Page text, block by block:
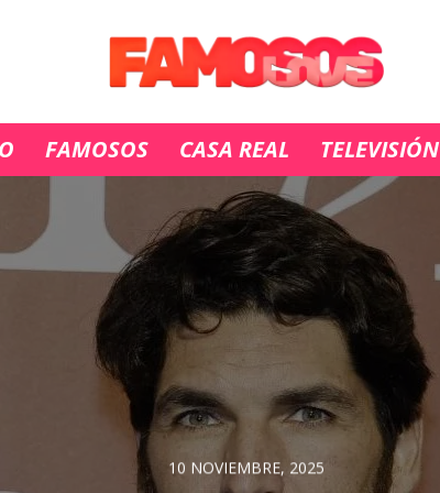
FAMOSOS CASA REAL TELEVISIÓN
10 NOVIEMBRE, 2025